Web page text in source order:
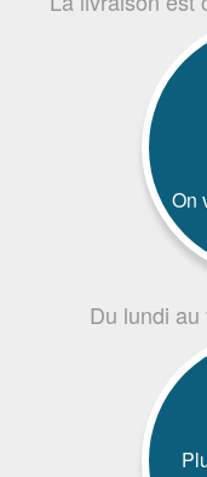
On
Du lundi